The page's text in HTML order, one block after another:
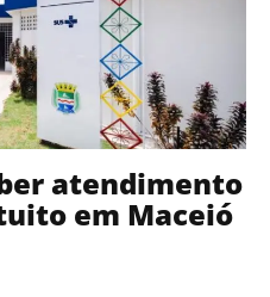
atendimento
em Maceió